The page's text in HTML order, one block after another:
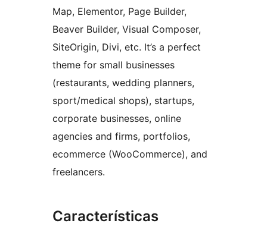
Map, Elementor, Page Builder,
Beaver Builder, Visual Composer,
SiteOrigin, Divi, etc. It’s a perfect
theme for small businesses
(restaurants, wedding planners,
sport/medical shops), startups,
corporate businesses, online
agencies and firms, portfolios,
ecommerce (WooCommerce), and
freelancers.
Características